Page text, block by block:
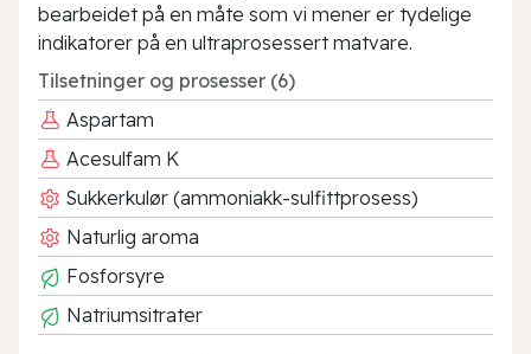
bearbeidet på en måte som vi mener er tydelige
indikatorer på en ultraprosessert matvare.
Tilsetninger og prosesser (6)
Aspartam
Acesulfam K
Sukkerkulør (ammoniakk-sulfittprosess)
Naturlig aroma
Fosforsyre
Natriumsitrater